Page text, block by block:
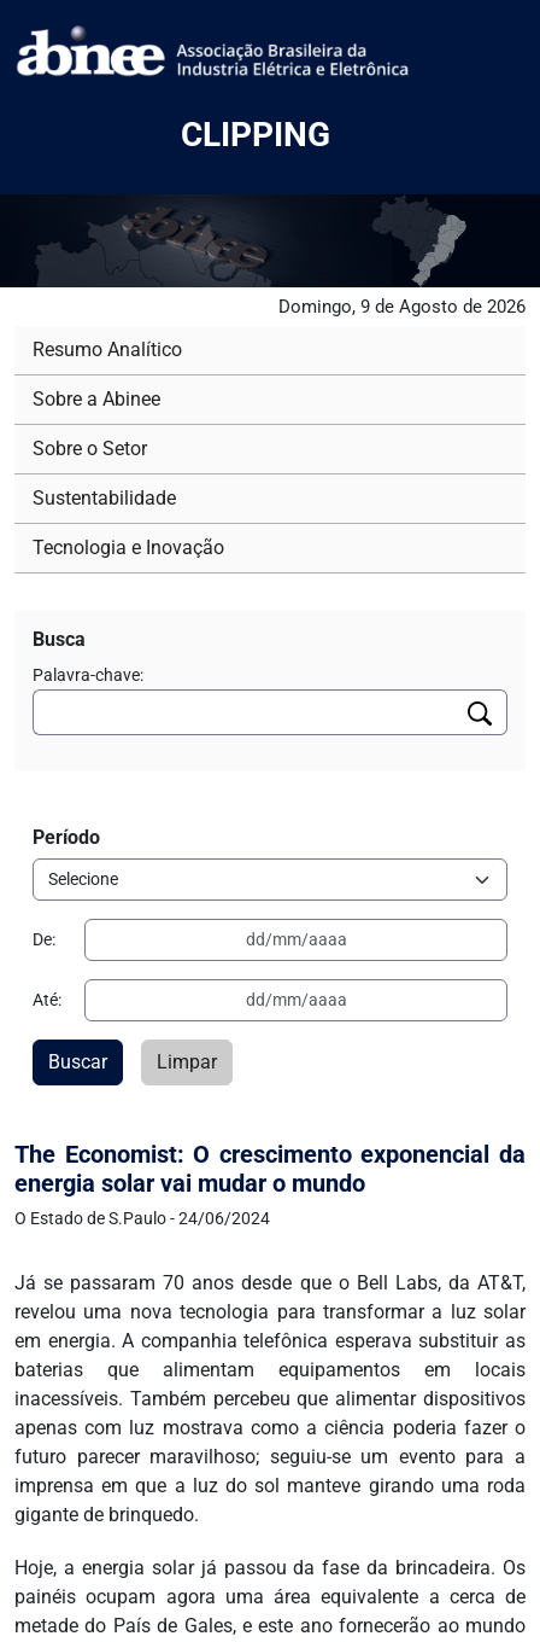
CLIPPING
Domingo, 9 de Agosto de 2026
The Economist: O crescimento exponencial da
energia solar vai mudar o mundo
O Estado de S.Paulo - 24/06/2024
Já se passaram 70 anos desde que o Bell Labs, da AT&T,
revelou uma nova tecnologia para transformar a luz solar
em energia. A companhia telefônica esperava substituir as
baterias que alimentam equipamentos em locais
inacessíveis. Também percebeu que alimentar dispositivos
apenas com luz mostrava como a ciência poderia fazer o
futuro parecer maravilhoso; seguiu-se um evento para a
imprensa em que a luz do sol manteve girando uma roda
gigante de brinquedo.
Hoje, a energia solar já passou da fase da brincadeira. Os
painéis ocupam agora uma área equivalente a cerca de
metade do País de Gales, e este ano fornecerão ao mundo
Resumo Analítico
Sobre a Abinee
Sobre o Setor
Sustentabilidade
Tecnologia e Inovação
Busca
Palavra-chave:
Período
De:
Até:
Buscar Limpar